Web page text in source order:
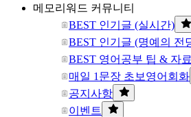
메모리워드 커뮤니티
BEST 인기글 (실시간)
BEST 인기글 (명예의 전
BEST 영어공부 팁 & 자
매일 1문장 초보영어회화
공지사항
이벤트